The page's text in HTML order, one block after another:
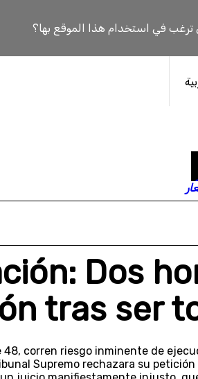
ترغب في استخدام هذا الموقع بها؟
Dos
tras ser
corren riesgo inminente de
Supremo rechazara su